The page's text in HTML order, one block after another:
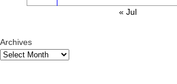
« Jul
Archives